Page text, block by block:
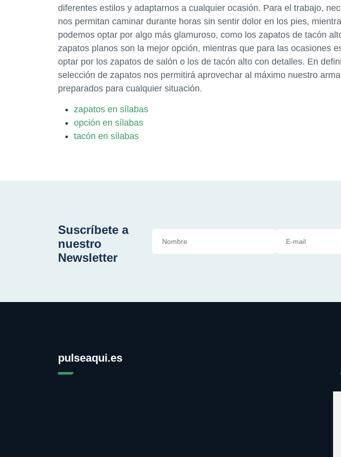
diferentes estilos y adaptarnos a cualquier ocasión. Para el trabajo,
nos permitan caminar durante horas sin sentir dolor en los pies,
podemos optar por algo más glamuroso, como los zapatos de tacón
zapatos planos son la mejor opción, mientras que para las ocasiones
optar por los zapatos de salón o los de tacón alto con detalles. En
selección de zapatos nos permitirá aprovechar al máximo nuestro
preparados para cualquier situación.
zapatos en sílabas
opción en sílabas
tacón en sílabas
Suscríbete a
nuestro
Newsletter
pulseaqui.es